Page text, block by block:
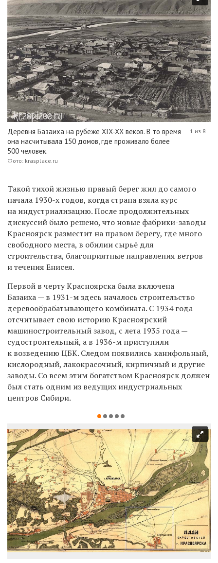
Деревня Базаиха на рубеже XIX-XX веков. В то время
она насчитывала 150 домов, где проживало более
500 человек.
Фото: krasplace.ru
1 из 8
Такой тихой жизнью правый берег жил до самого
начала 1930-х годов, когда страна взяла курс
на индустриализацию. После продолжительных
дискуссий было решено, что новые фабрики-заводы
Красноярск разместит на правом берегу, где много
свободного места, в обилии сырьё для
строительства, благоприятные направления ветров
и течения Енисея.
Первой в черту Красноярска была включена
Базаиха — в 1931-м здесь началось строительство
деревообрабатывающего комбината. С 1934 года
отсчитывает свою историю Красноярский
машиностроительный завод, с лета 1935 года —
судостроительный, а в 1936-м приступили
к возведению ЦБК. Следом появились канифольный,
кислородный, лакокрасочный, кирпичный и другие
заводы. Со всем этим богатством Красноярск должен
был стать одним из ведущих индустриальных
центров Сибири.